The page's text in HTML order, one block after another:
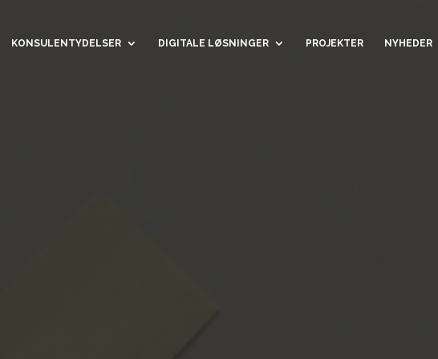
KONSULENTYDELSER DIGITALE LØSNINGER PROJEKTER NYHEDER